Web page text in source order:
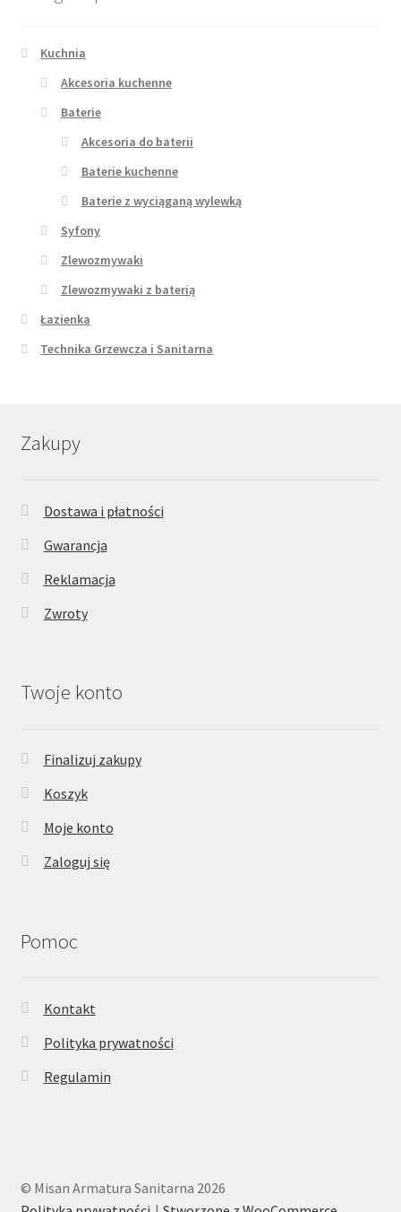
Kuchnia
Akcesoria kuchenne
Baterie
Akcesoria do baterii
Baterie kuchenne
Baterie z wyciąganą wylewką
Syfony
Zlewozmywaki
Zlewozmywaki z baterią
Łazienka
Technika Grzewcza i Sanitarna
Zakupy
Dostawa i płatności
Gwarancja
Reklamacja
Zwroty
Twoje konto
Finalizuj zakupy
Koszyk
Moje konto
Zaloguj się
Pomoc
Kontakt
Polityka prywatności
Regulamin
© Misan Armatura Sanitarna 2026